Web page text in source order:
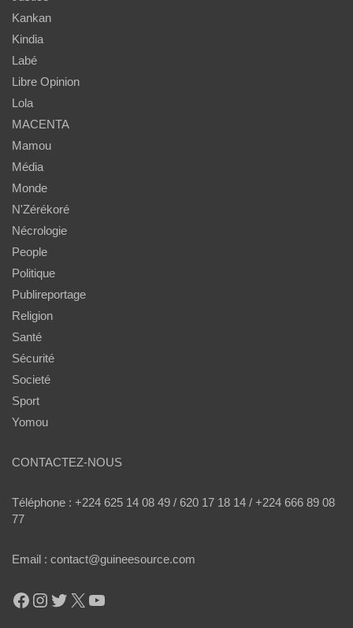
Kankan
Kindia
Labé
Libre Opinion
Lola
MACENTA
Mamou
Média
Monde
N'Zérékoré
Nécrologie
People
Politique
Publireportage
Religion
Santé
Sécurité
Societé
Sport
Yomou
CONTACTEZ-NOUS
Téléphone : +224 625 14 08 49 / 620 17 18 14 / +224 666 89 08
77
Email : contact@guineesource.com
Facebook
Instagram
Twitter
X YouTube